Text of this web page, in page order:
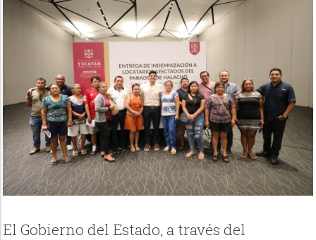
El Gobierno del Estado, a través del